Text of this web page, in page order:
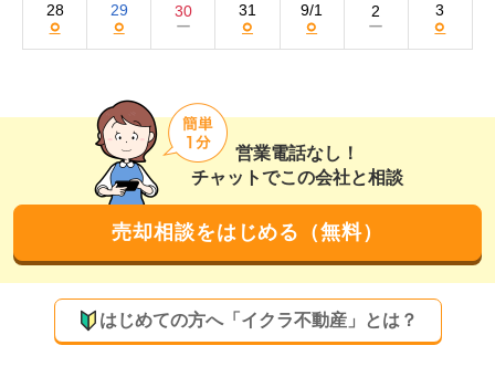
営業電話なし！
チャットでこの会社と相談
売却相談をはじめる（無料）
はじめての方へ「イクラ不動産」とは？
28
○
29
○
30
ー
31
○
9/1
○
2
ー
3
○
るために、写真の掲載枚数を多くし、リフォーム履歴を
公開するなど工夫しております。長年の地元密着営業で
りお待ちしております。